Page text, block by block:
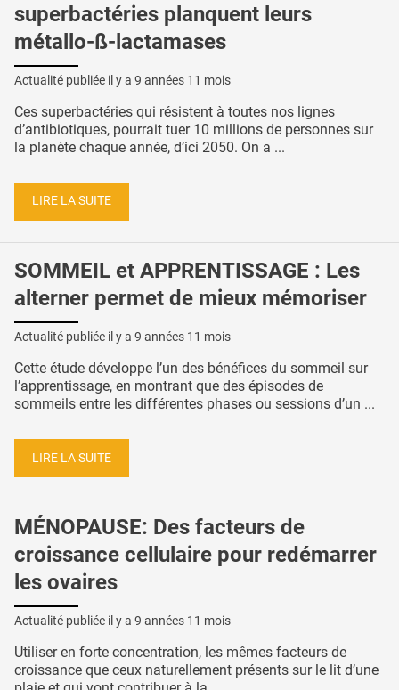
superbactéries planquent leurs
métallo-ß-lactamases
Actualité publiée il y a 9 années 11 mois
Ces superbactéries qui résistent à toutes nos lignes
d’antibiotiques, pourrait tuer 10 millions de personnes sur
la planète chaque année, d’ici 2050. On a ...
LIRE LA SUITE
SOMMEIL et APPRENTISSAGE : Les
alterner permet de mieux mémoriser
Actualité publiée il y a 9 années 11 mois
Cette étude développe l’un des bénéfices du sommeil sur
l’apprentissage, en montrant que des épisodes de
sommeils entre les différentes phases ou sessions d’un ...
LIRE LA SUITE
MÉNOPAUSE: Des facteurs de
croissance cellulaire pour redémarrer
les ovaires
Actualité publiée il y a 9 années 11 mois
Utiliser en forte concentration, les mêmes facteurs de
croissance que ceux naturellement présents sur le lit d’une